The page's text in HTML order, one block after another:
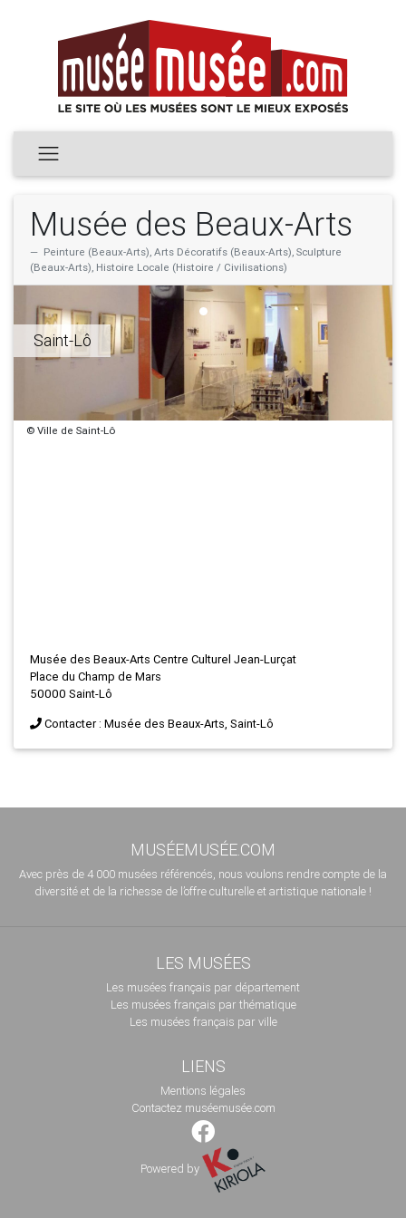
Musée des Beaux-Arts
Peinture (Beaux-Arts), Arts Décoratifs (Beaux-Arts), Sculpture
(Beaux-Arts), Histoire Locale (Histoire / Civilisations)
Saint-Lô
© Ville de Saint-Lô
Musée des Beaux-Arts Centre Culturel Jean-Lurçat
Place du Champ de Mars
50000 Saint-Lô
Contacter : Musée des Beaux-Arts, Saint-Lô
MUSÉEMUSÉE.COM
Avec près de 4 000 musées référencés, nous voulons rendre compte de la
diversité et de la richesse de l’offre culturelle et artistique nationale !
LES MUSÉES
Les musées français par département
Les musées français par thématique
Les musées français par ville
LIENS
Mentions légales
Contactez muséemusée.com
Powered by